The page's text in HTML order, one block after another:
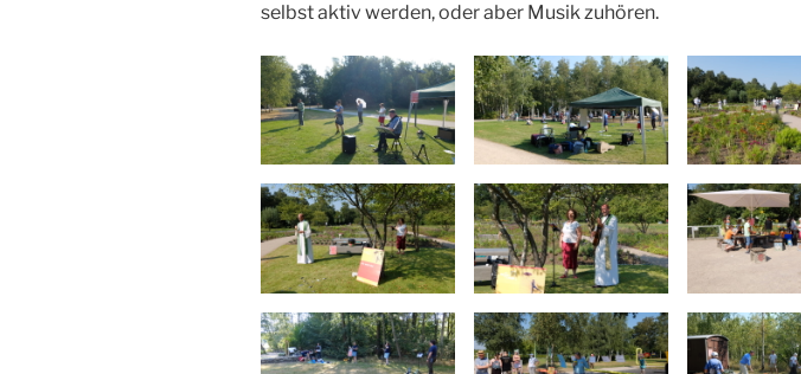
selbst aktiv werden, oder aber Musik zuhören.